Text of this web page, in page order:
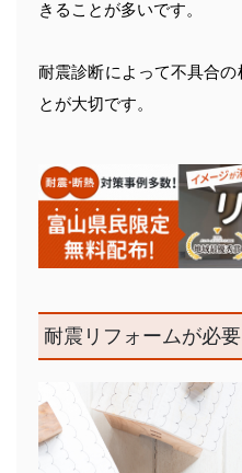
きることが多いです。
耐震診断によって不具合
とが大切です。
耐震リフォームが必